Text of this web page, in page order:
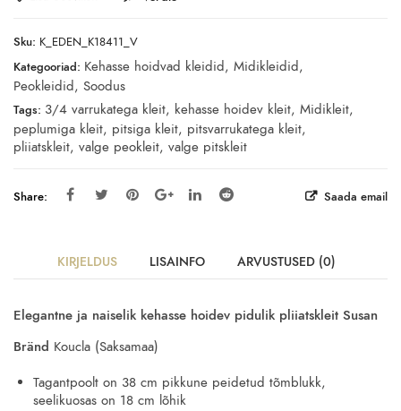
Sku: K_EDEN_K18411_V
Kategooriad: Kehasse hoidvad kleidid, Midikleidid,
Peokleidid, Soodus
Tags: 3/4 varrukatega kleit, kehasse hoidev kleit, Midikleit,
peplumiga kleit, pitsiga kleit, pitsvarrukatega kleit,
pliiatskleit, valge peokleit, valge pitskleit
Share: Saada email
KIRJELDUS LISAINFO ARVUSTUSED (0)
Elegantne ja naiselik kehasse hoidev pidulik pliiatskleit Susan
Bränd Koucla (Saksamaa)
Tagantpoolt on 38 cm pikkune peidetud tõmblukk,
seelikuosas on 18 cm lõhik